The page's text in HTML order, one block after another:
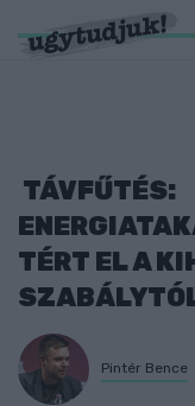
TÁVFŰTÉS:
TÉRT EL A
Pintér Bence